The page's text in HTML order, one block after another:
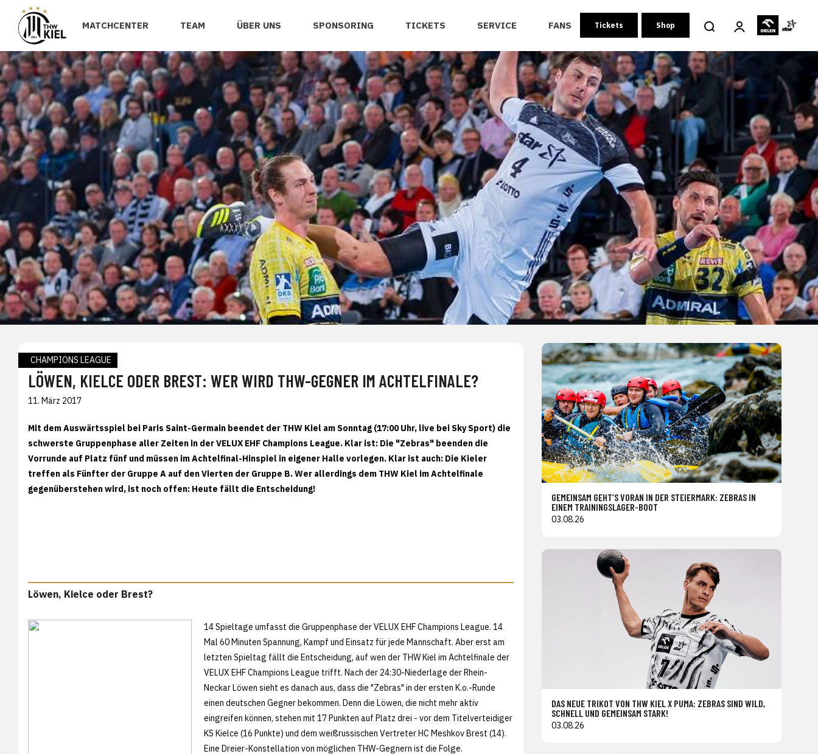
MATCHCENTER TEAM ÜBER UNS SPONSORING TICKETS SERVICE FANS Tickets Shop
CHAMPIONS LEAGUE
LÖWEN, KIELCE ODER BREST: WER WIRD THW-GEGNER IM ACHTELFINALE?
11. März 2017
Mit dem Auswärtsspiel bei Paris Saint-Germain beendet der THW Kiel am Sonntag (17:00 Uhr, live bei Sky Sport) die
schwerste Gruppenphase aller Zeiten in der VELUX EHF Champions League. Klar ist: Die "Zebras" beenden die
Vorrunde auf Platz fünf und müssen im Achtelfinal-Hinspiel in eigener Halle vorlegen. Klar ist auch: Die Kieler
treffen als Fünfter der Gruppe A auf den Vierten der Gruppe B. Wer allerdings dem THW Kiel im Achtelfinale
gegenüberstehen wird, ist noch offen: Heute fällt die Entscheidung!
Löwen, Kielce oder Brest?
14 Spieltage umfasst die Gruppenphase der VELUX EHF Champions League. 14
Mal 60 Minuten Spannung, Kampf und Einsatz für jede Mannschaft. Aber erst am
letzten Spieltag fällt die Entscheidung, auf wen der THW Kiel im Achtelfinale der
VELUX EHF Champions League trifft. Nach der 24:30-Niederlage der Rhein-
Neckar Löwen sieht es danach aus, dass die "Zebras" in der ersten K.o.-Runde
einen deutschen Gegner bekommen. Denn die Löwen, die nicht mehr aktiv
eingreifen können, stehen mit 17 Punkten auf Platz drei - vor dem Titelverteidiger
KS Kielce (16 Punkte) und dem weißrussischen Vertreter HC Meshkov Brest (14).
Eine Dreier-Konstellation von möglichen THW-Gegnern ist die Folge.
GEMEINSAM GEHT’S VORAN IN DER STEIERMARK: ZEBRAS IN
EINEM TRAININGSLAGER-BOOT
03.08.26
DAS NEUE TRIKOT VON THW KIEL X PUMA: ZEBRAS SIND WILD,
SCHNELL UND GEMEINSAM STARK!
03.08.26